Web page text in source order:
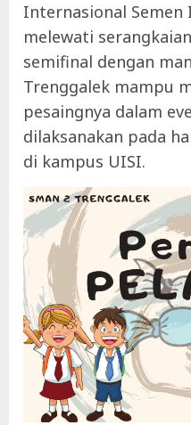
Internasional Semen
melewati
semifinal dengan
Trenggalek mampu
pesaingnya dalam
dilaksanakan pada
di kampus UISI.